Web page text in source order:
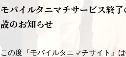
モバイルタニマチサービス終
設のお知らせ
この度『モバイルタニマチサイト』